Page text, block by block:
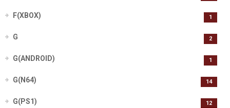
F(XBOX) 1
G 2
G(ANDROID) 1
G(N64) 14
G(PS1) 12